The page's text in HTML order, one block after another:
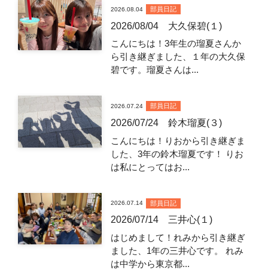
2026/08/04 大久保碧(１)
こんにちは！3年生の瑠夏さんか
ら引き継ぎました、１年の大久保
碧です。瑠夏さんは...
2026.08.04 部員日記
2026/07/24 鈴木瑠夏(３)
こんにちは！りおから引き継ぎま
した、3年の鈴木瑠夏です！ りお
は私にとってはお...
2026.07.24 部員日記
2026/07/14 三井心(１)
はじめまして！れみから引き継ぎ
ました、1年の三井心です。 れみ
は中学から東京都...
2026.07.14 部員日記